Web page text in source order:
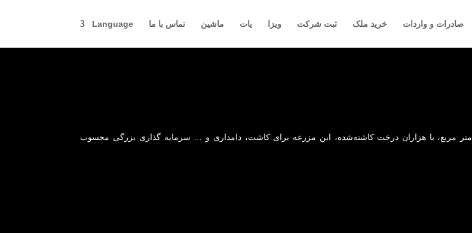
صادرات و واردات خرید ملک ثبت شرکت ویزا یات ماشین تماس با ما Language
یک فرصت عالی، مزرعه‌ای به مساحت 600 هکتار، معادل 6.000.000 متر مربع، با هزاران درخت کاشته‌شده، این مزرعه برای کاشت، دامداری و … سرمایه گذاری بزرگی محسوب